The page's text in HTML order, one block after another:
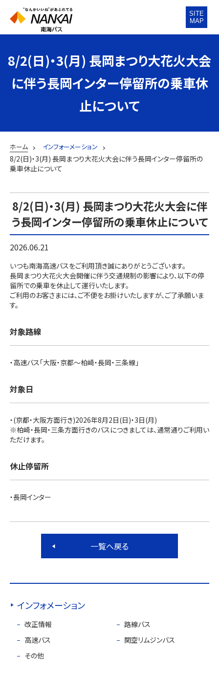
SITE
MAP
8/2(日)・3(月) 長岡まつり大花火大会
に伴う長岡インター停留所の乗車休
止について
ホーム インフォーメーション
8/2(日)・3(月) 長岡まつり大花火大会に伴う長岡インター停留所の
乗車休止について
8/2(日)・3(月) 長岡まつり大花火大会に伴
う長岡インター停留所の乗車休止について
2026.06.21
いつも南海高速バスをご利用頂き誠にありがとうございます。
長岡まつり大花火大会開催に伴う交通規制の影響により、以下の停
留所での乗車を休止して運行いたします。
ご利用のお客さまには、ご不便をお掛けいたしますが、ご了承願いま
す。
対象路線
・高速バス「大阪・京都～柏崎・長岡・三条線」
対象日
・(京都・大阪方面行き)2026年8月2日(日)・3日(月)
※柏崎・長岡・三条方面行きのバスにつきましては、通常通りご利用い
ただけます。
休止停留所
・長岡インター
一覧へ戻る
インフォメーション
改正情報
路線バス
高速バス
関空リムジンバス
その他